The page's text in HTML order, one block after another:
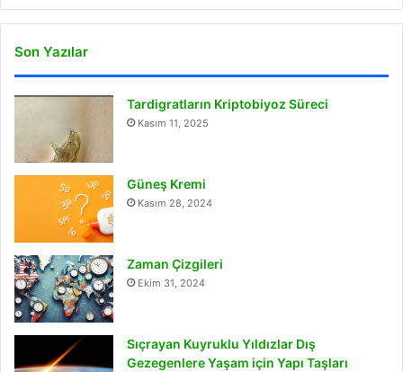
Son Yazılar
Tardigratların Kriptobiyoz Süreci
Kasım 11, 2025
Güneş Kremi
Kasım 28, 2024
Zaman Çizgileri
Ekim 31, 2024
Sıçrayan Kuyruklu Yıldızlar Dış
Gezegenlere Yaşam için Yapı Taşları